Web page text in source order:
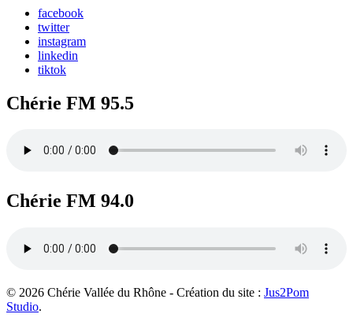
facebook
twitter
instagram
linkedin
tiktok
Chérie FM 95.5
Chérie FM 94.0
© 2026 Chérie Vallée du Rhône - Création du site : Jus2Pom
Studio.